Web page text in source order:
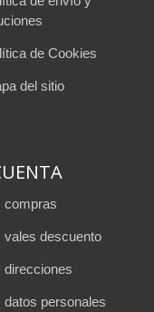
de Cookies
del sitio
compras
vales descuento
direcciones
datos personales